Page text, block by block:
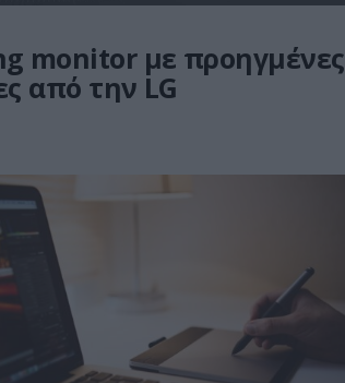
monitor με προηγμένες
από την LG